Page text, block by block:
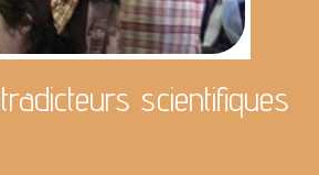
scientifiques